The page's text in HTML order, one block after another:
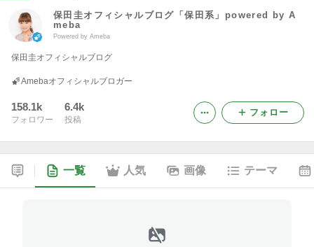
保田圭オフィシャルブログ「保田系」powered by A
meba
Powered by Ameba
保田圭オフィシャルブログ
Amebaオフィシャルブロガー
158.1k
フォロワー
6.4k
投稿
フォロー
一覧 人気 画像 テーマ